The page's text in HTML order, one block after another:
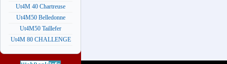
Ut4M 40 Chartreuse
Ut4M50 Belledonne
Ut4M50 Taillefer
Ut4M 80 CHALLENGE